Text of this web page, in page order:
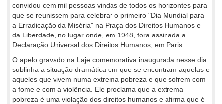
convidou cem mil pessoas vindas de todos os horizontes para
que se reunissem para celebrar o primeiro "Dia Mundial para
a Erradicação da Miséria" na Praça dos Direitos Humanos e
da Liberdade, no lugar onde, em 1948, fora assinada a
Declaração Universal dos Direitos Humanos, em Paris.
O apelo gravado na Laje comemorativa inaugurada nesse dia
sublinha a situação dramática em que se encontram aquelas e
aqueles que vivem numa extrema pobreza e que sofrem com
a fome e com a violência. Ele proclama que a extrema
pobreza é uma violação dos direitos humanos e afirma que é